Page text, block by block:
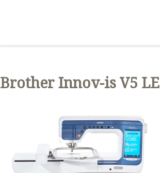
Brother Innov-is V5 LE